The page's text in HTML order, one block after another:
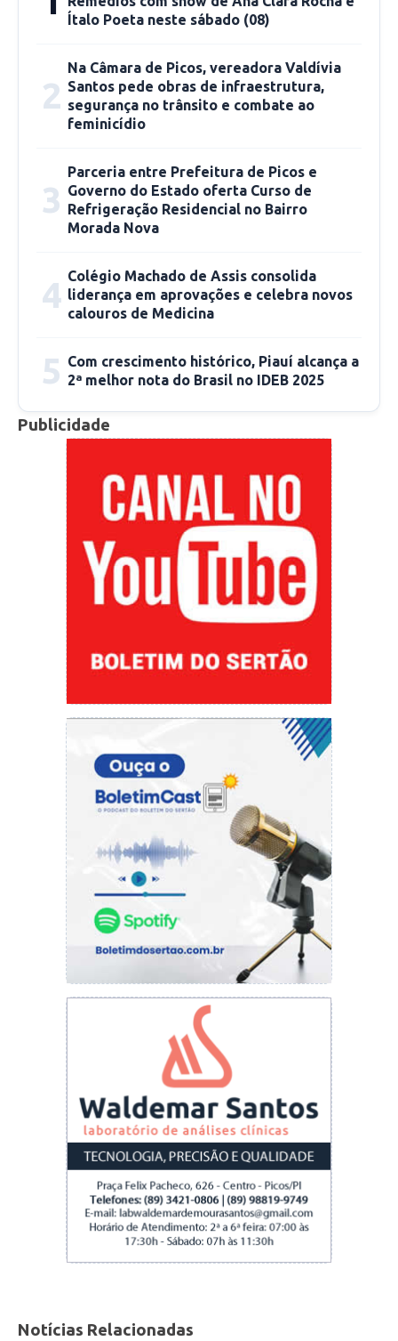
uma das crianças contempladas com o Projeto
melhorou 100% no processo de leitura e
escrita. “Depois que está participando do
projeto, minha filha melhorou em 100% a
com esse programa, pois, ele facilita o
aprendizado dos alunos, e ajuda os pais no
processo de educar nossos filhos”, pontuou
CCOM-PMP
Ítalo Poeta neste sábado (08)
2
Na Câmara de Picos, vereadora Valdívia
Santos pede obras de infraestrutura,
segurança no trânsito e combate ao
feminicídio
3
Parceria entre Prefeitura de Picos e
Governo do Estado oferta Curso de
Refrigeração Residencial no Bairro
Morada Nova
4 Colégio Machado de Assis consolida
liderança em aprovações e celebra novos
calouros de Medicina
5 Com crescimento histórico, Piauí alcança a
2ª melhor nota do Brasil no IDEB 2025
Publicidade
Notícias Relacionadas